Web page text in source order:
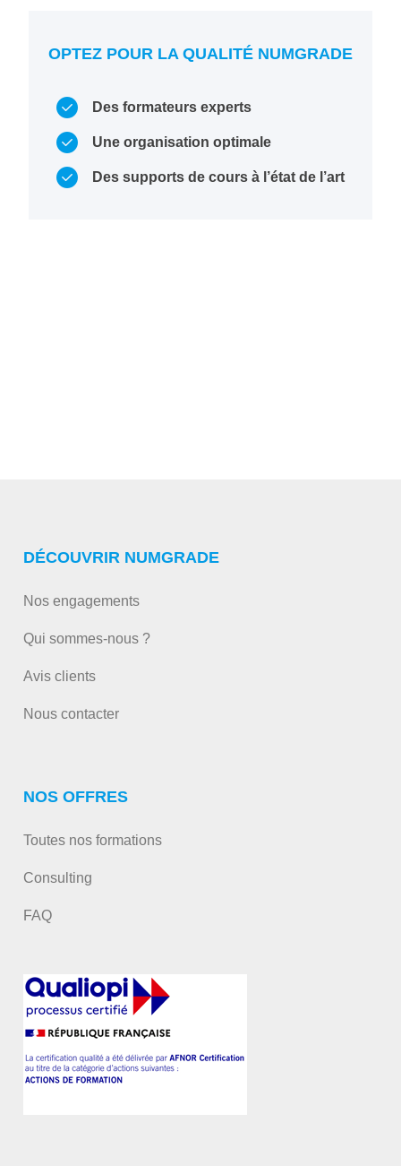
OPTEZ POUR LA QUALITÉ NUMGRADE
Des formateurs experts
Une organisation optimale
Des supports de cours à l’état de l’art
DÉCOUVRIR NUMGRADE
Nos engagements
Qui sommes-nous ?
Avis clients
Nous contacter
NOS OFFRES
Toutes nos formations
Consulting
FAQ